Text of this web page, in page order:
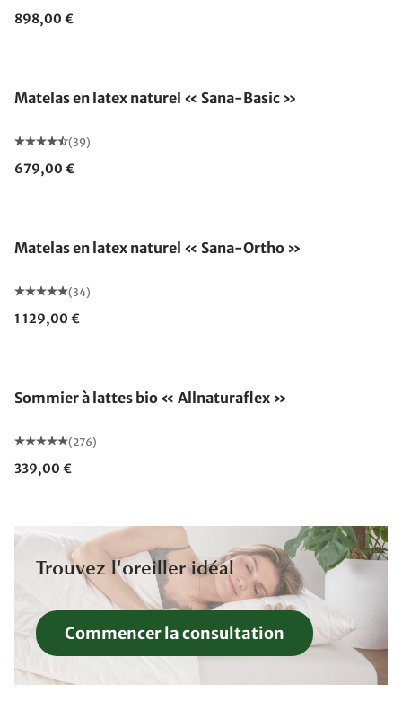
898,00 €
Matelas en latex naturel « Sana-Basic »
(39)
679,00 €
Matelas en latex naturel « Sana-Ortho »
(34)
1 129,00 €
Sommier à lattes bio « Allnaturaflex »
(276)
339,00 €
Trouvez l'oreiller idéal
Commencer la consultation